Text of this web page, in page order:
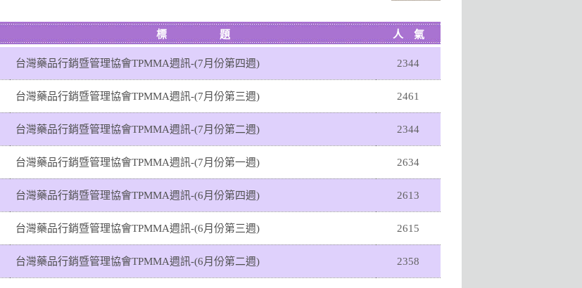
標 題 人 氣
台灣藥品行銷暨管理協會TPMMA週訊-(7月份第四週) 2344
台灣藥品行銷暨管理協會TPMMA週訊-(7月份第三週) 2461
台灣藥品行銷暨管理協會TPMMA週訊-(7月份第二週) 2344
台灣藥品行銷暨管理協會TPMMA週訊-(7月份第一週) 2634
台灣藥品行銷暨管理協會TPMMA週訊-(6月份第四週) 2613
台灣藥品行銷暨管理協會TPMMA週訊-(6月份第三週) 2615
台灣藥品行銷暨管理協會TPMMA週訊-(6月份第二週) 2358